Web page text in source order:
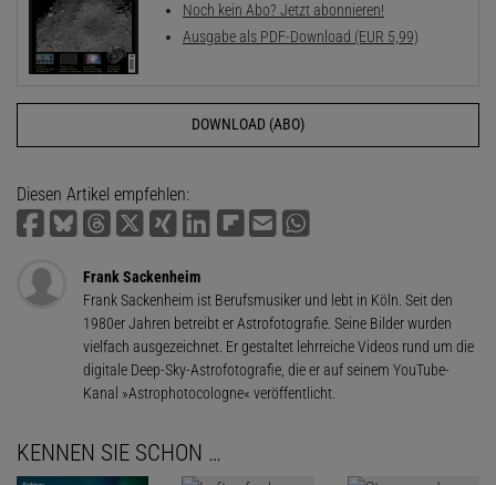
Noch kein Abo? Jetzt abonnieren!
Ausgabe als PDF-Download (EUR 5,99)
DOWNLOAD (ABO)
Diesen Artikel empfehlen:
Frank Sackenheim
Frank Sackenheim ist Berufsmusiker und lebt in Köln. Seit den
1980er Jahren betreibt er Astrofotografie. Seine Bilder wurden
vielfach ausgezeichnet. Er gestaltet lehrreiche Videos rund um die
digitale Deep-Sky-Astrofotografie, die er auf seinem YouTube-
Kanal »Astrophotocologne« veröffentlicht.
KENNEN SIE SCHON …